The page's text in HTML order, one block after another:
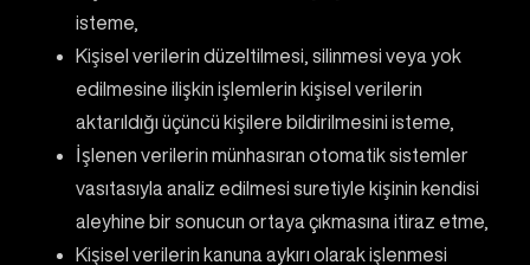
isteme,
Kişisel verilerin düzeltilmesi, silinmesi veya yok
edilmesine ilişkin işlemlerin kişisel verilerin
aktarıldığı üçüncü kişilere bildirilmesini isteme,
İşlenen verilerin münhasıran otomatik sistemler
vasıtasıyla analiz edilmesi suretiyle kişinin kendisi
aleyhine bir sonucun ortaya çıkmasına itiraz etme,
Kişisel verilerin kanuna aykırı olarak işlenmesi